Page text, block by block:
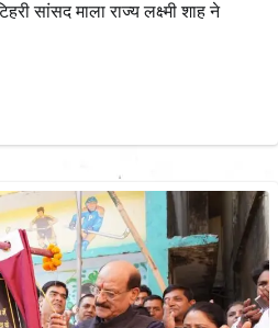
सांसद माला राज्य लक्ष्मी शाह ने